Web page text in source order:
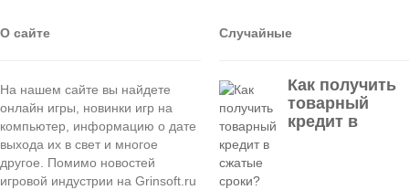
О сайте
На нашем сайте вы найдете
онлайн игры, новинки игр на
компьютер, информацию о дате
выхода их в свет и многое
другое. Помимо новостей
игровой индустрии на Grinsoft.ru
Случайные
Как получить
товарный
кредит в